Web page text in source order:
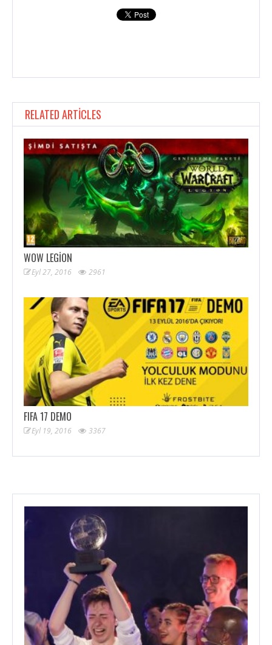
RELATED ARTICLES
WOW LEGION
Eyl 27, 2016 2961
FIFA 17 DEMO
Eyl 19, 2016 3367